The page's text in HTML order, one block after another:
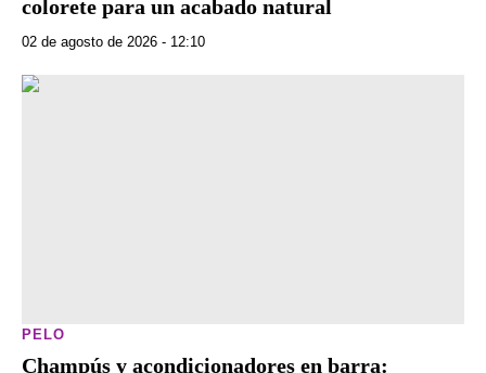
colorete para un acabado natural
02 de agosto de 2026 - 12:10
PELO
Champús y acondicionadores en barra: